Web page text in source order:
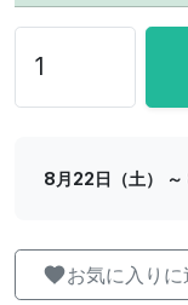
8月22日（土）
お気に入りに